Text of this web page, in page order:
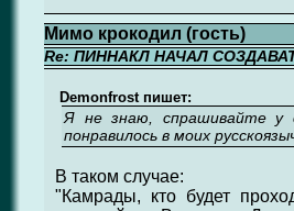
Мимо крокодил (гость)
Re: ПИННАКЛ НАЧАЛ
Demonfrost пишет:
Я не знаю, спрашивайте у
понравилось в моих
В таком случае:
"Камрады, кто будет